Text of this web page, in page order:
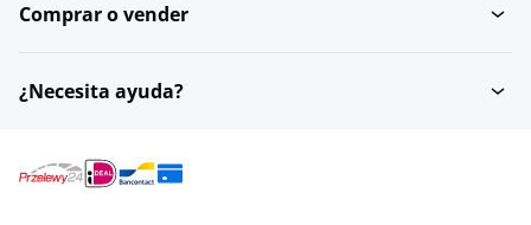
Comprar o vender
¿Necesita ayuda?